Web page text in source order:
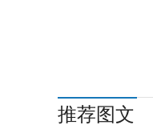
推荐图文